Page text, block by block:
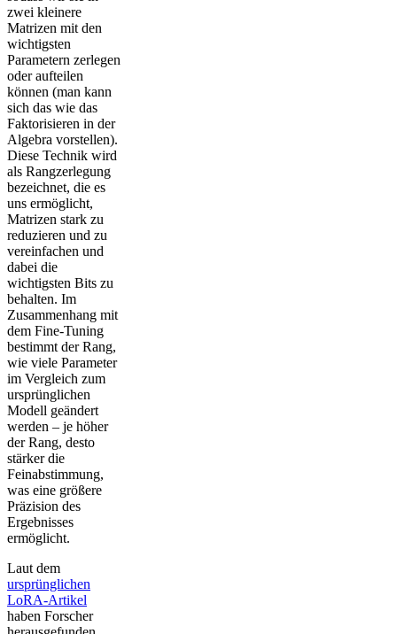
zwei kleinere
Matrizen mit den
wichtigsten
Parametern zerlegen
oder aufteilen
können (man kann
sich das wie das
Faktorisieren in der
Algebra vorstellen).
Diese Technik wird
als Rangzerlegung
bezeichnet, die es
uns ermöglicht,
Matrizen stark zu
reduzieren und zu
vereinfachen und
dabei die
wichtigsten Bits zu
behalten. Im
Zusammenhang mit
dem Fine-Tuning
bestimmt der Rang,
wie viele Parameter
im Vergleich zum
ursprünglichen
Modell geändert
werden – je höher
der Rang, desto
stärker die
Feinabstimmung,
was eine größere
Präzision des
Ergebnisses
ermöglicht.
Laut dem
ursprünglichen
LoRA-Artikel
haben Forscher